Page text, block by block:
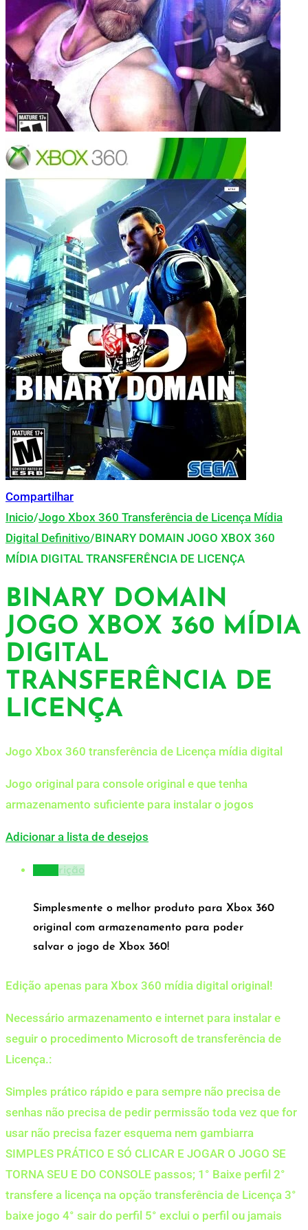
Compartilhar
Inicio/Jogo Xbox 360 Transferência de Licença Mídia
Digital Definitivo/BINARY DOMAIN JOGO XBOX 360
MÍDIA DIGITAL TRANSFERÊNCIA DE LICENÇA
BINARY DOMAIN
JOGO XBOX 360 MÍDIA
DIGITAL
TRANSFERÊNCIA DE
LICENÇA
Jogo Xbox 360 transferência de Licença mídia digital
Jogo original para console original e que tenha
armazenamento suficiente para instalar o jogos
Adicionar a lista de desejos
Descrição
Simplesmente o melhor produto para Xbox 360
original com armazenamento para poder
salvar o jogo de Xbox 360!
Edição apenas para Xbox 360 mídia digital original!
Necessário armazenamento e internet para instalar e
seguir o procedimento Microsoft de transferência de
Licença.:
Simples prático rápido e para sempre não precisa de
senhas não precisa de pedir permissão toda vez que for
usar não precisa fazer esquema nem gambiarra
SIMPLES PRÁTICO E SÓ CLICAR E JOGAR O JOGO SE
TORNA SEU E DO CONSOLE passos; 1° Baixe perfil 2°
transfere a licença na opção transferência de Licença 3°
baixe jogo 4° sair do perfil 5° exclui o perfil ou jamais